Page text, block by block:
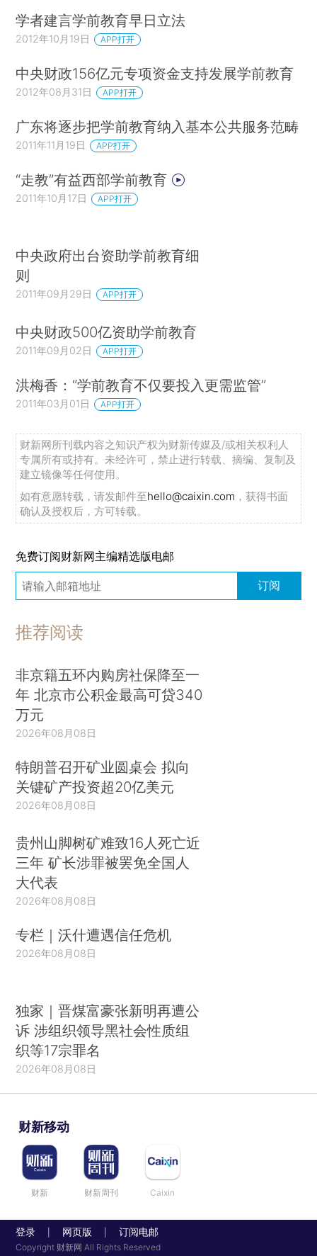
学者建言学前教育早日立法
2012年10月19日 APP打开
中央财政156亿元专项资金支持发展学前教育
2012年08月31日 APP打开
广东将逐步把学前教育纳入基本公共服务范畴
2011年11月19日 APP打开
“走教”有益西部学前教育
2011年10月17日 APP打开
中央政府出台资助学前教育细
则
2011年09月29日 APP打开
中央财政500亿资助学前教育
2011年09月02日 APP打开
洪梅香：“学前教育不仅要投入更需监管”
2011年03月01日 APP打开
财新网所刊载内容之知识产权为财新传媒及/或相关权利人
专属所有或持有。未经许可，禁止进行转载、摘编、复制及
建立镜像等任何使用。
如有意愿转载，请发邮件至hello@caixin.com ，获得书面
确认及授权后，方可转载。
免费订阅财新网主编精选版电邮
订阅
推荐阅读
非京籍五环内购房社保降至一
年 北京市公积金最高可贷340
万元
2026年08月08日
特朗普召开矿业圆桌会 拟向
关键矿产投资超20亿美元
2026年08月08日
贵州山脚树矿难致16人死亡近
三年 矿长涉罪被罢免全国人
大代表
2026年08月08日
专栏｜沃什遭遇信任危机
2026年08月08日
独家｜晋煤富豪张新明再遭公
诉 涉组织领导黑社会性质组
织等17宗罪名
2026年08月08日
财新移动
财新 财新周刊 Caixin
登录 网页版 订阅电邮
Copyright 财新网 All Rights Reserved